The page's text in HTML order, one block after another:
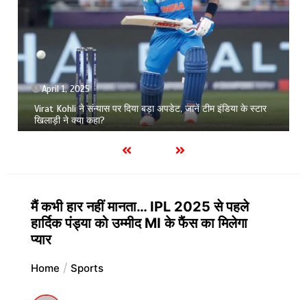
September 26, 2025 1 min
मेरठ का हाॅकी खिलाड़ी साकिब सीनियर नेशनल चैंपियनशिप में दिखाएगा दम
मैं कभी हार नहीं मानता… IPL 2025 से पहले
हार्दिक पंड्या को उम्मीद MI के फैंस का मिलेगा
प्यार
Home Sports